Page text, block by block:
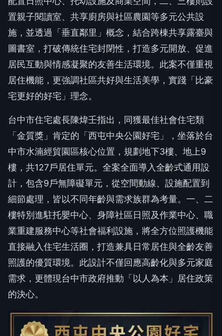
置親子閱讀室、共享廚房與社區農園等多元公共設
施，並透過「垂直鄰里」概念，結合跨棟共享露臺與
圖書室，打破傳統住宅封閉性，打造多元開放、促進
居民互動與情感凝聚的友善生活環境。此案不僅重視
居住機能，更強調社區共好與生活美學，實踐「比豪
宅更好的好宅」理念。
台中市住宅處長陳煒壬指出，同獲最佳社會住宅類
「金質獎」肯定的「西屯中央公園好宅」，坐落於台
中市水湳經貿園區核心位置，規劃地下3樓、地上9
樓，共127戶居住單元。全案全面導入全齡式通用設
計，包含9戶無障礙單元，從空間動線、設施配置到
細節處理，皆以不同年齡與需求族群為考量。一、二
樓特別進駐托嬰中心、身障社區日照及作業中心、職
業重建服務中心等社會福利設施，將全方位照護機能
直接融入住宅生活圈，打造兼具日常居住與全齡友善
照護的優質環境。此設計不僅回應高齡化與多元家庭
需求，更體現台中市政府推動「以人為本」居住政策
的決心。